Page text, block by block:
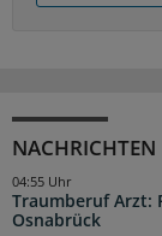
NACHRICHTEN
Traumberuf Arzt:
Osnabrück
04:55 Uhr